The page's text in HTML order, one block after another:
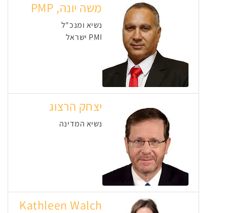
משה יונה, PMP
נשיא ומנכ"ל
PMI ישראל
יצחק הרצוג
נשיא המדינה
Kathleen Walch